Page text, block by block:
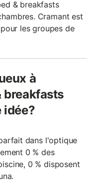
& breakfasts
Cramant est
les groupes de
à
breakfasts
idée?
dans l'optique
0 % des
0 % disposent